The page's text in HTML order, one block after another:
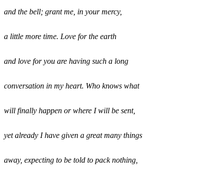
and the bell; grant me, in your mercy,
a little more time. Love for the earth
and love for you are having such a long
conversation in my heart. Who knows what
will finally happen or where I will be sent,
yet already I have given a great many things
away, expecting to be told to pack nothing,